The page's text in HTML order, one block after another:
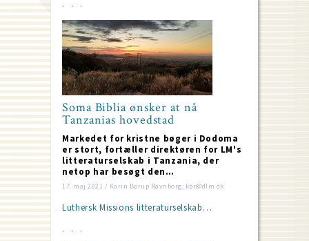
Soma Biblia ønsker at nå
Tanzanias hovedstad
Markedet for kristne bøger i Dodoma
er stort, fortæller direktøren for LM's
litteraturselskab i Tanzania, der
netop har besøgt den…
17. maj 2021 / Karin Borup Ravnborg; kbr@dlm.dk
Luthersk Missions litteraturselskab…